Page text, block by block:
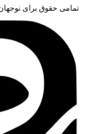
تمامی حقوق برای